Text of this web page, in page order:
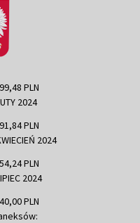
PLN
2024
PLN
2024
PLN
2024
PLN